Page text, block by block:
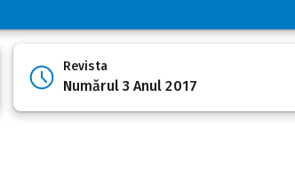
Revista
Numărul 3 Anul 2017